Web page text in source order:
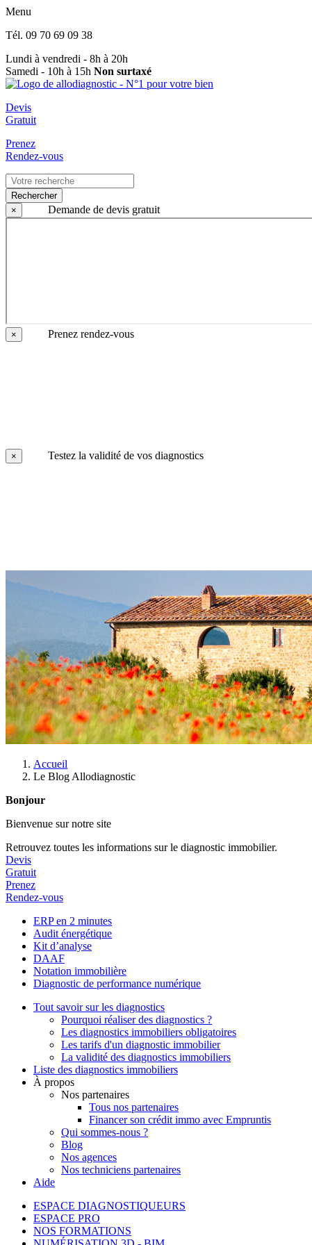
Menu
Tél. 09 70 69 09 38
Lundi à vendredi - 8h à 20h
Samedi - 10h à 15h Non surtaxé
Devis
Gratuit
Prenez
Rendez-vous
Rechercher
×
Demande de devis gratuit
× Prenez rendez-vous
× Testez la validité de vos diagnostics
Accueil
Le Blog Allodiagnostic
Bonjour
Bienvenue sur notre site
Retrouvez toutes les informations sur le diagnostic immobilier.
Devis
Gratuit
Prenez
Rendez-vous
ERP en 2 minutes
Audit énergétique
Kit d’analyse
DAAF
Notation immobilière
Diagnostic de performance numérique
Tout savoir sur les diagnostics
Pourquoi réaliser des diagnostics ?
Les diagnostics immobiliers obligatoires
Les tarifs d'un diagnostic immobilier
La validité des diagnostics immobiliers
Liste des diagnostics immobiliers
À propos
Nos partenaires
Tous nos partenaires
Financer son crédit immo avec Empruntis
Qui sommes-nous ?
Blog
Nos agences
Nos techniciens partenaires
Aide
ESPACE DIAGNOSTIQUEURS
ESPACE PRO
NOS FORMATIONS